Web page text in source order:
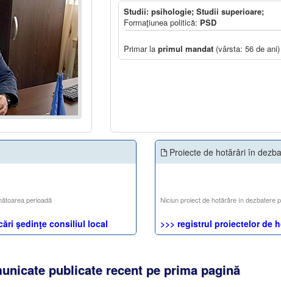
Studii: psihologie; Studii superioare;
Formaţiunea politică: PSD
Primar laprimul mandat (vârsta: 56 de ani)
perioadă
şedinţe consiliul local
Proiecte de hotărâri în
Niciun proiect de hotărâre în dezbatere
>>> registrul proiectelor de
publicate recent pe prima pagină